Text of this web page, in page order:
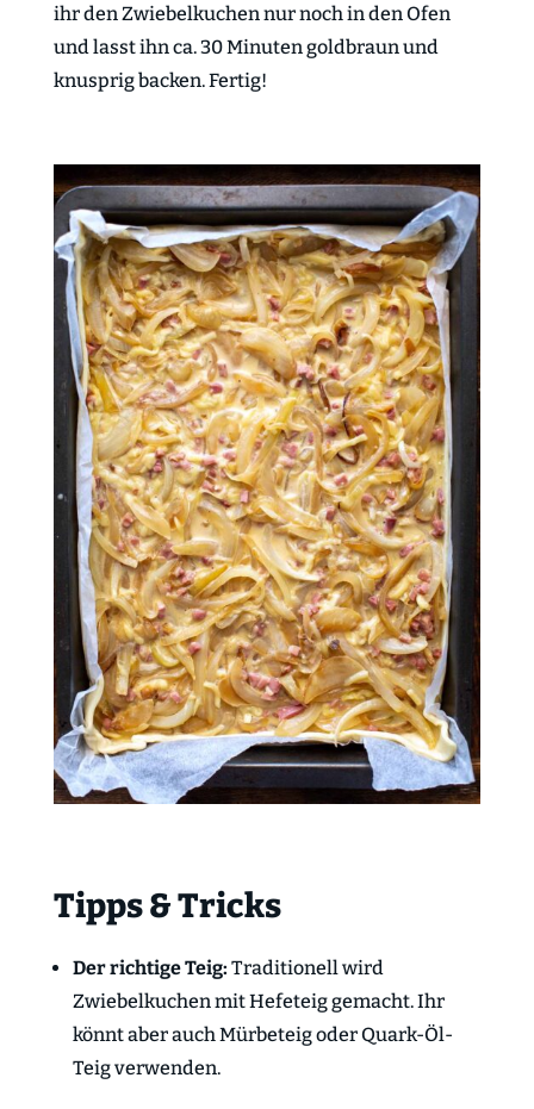
ihr den Zwiebelkuchen nur noch in den Ofen
und lasst ihn ca. 30 Minuten goldbraun und
knusprig backen. Fertig!
Tipps & Tricks
Der richtige Teig: Traditionell wird
Zwiebelkuchen mit Hefeteig gemacht. Ihr
könnt aber auch Mürbeteig oder Quark-Öl-
Teig verwenden.